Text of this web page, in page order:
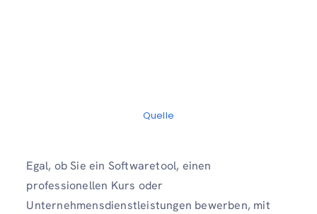
Quelle
Egal, ob Sie ein Softwaretool, einen
professionellen Kurs oder
Unternehmensdienstleistungen bewerben, mit